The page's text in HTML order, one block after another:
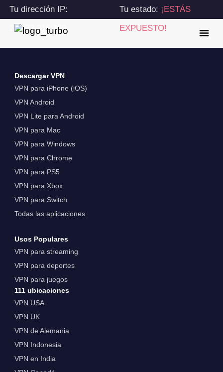
Tu dirección IP:
216.73.216.179
Tu estado: ¡ESTÁS
EXPUESTO!
Descargar VPN
VPN para iPhone (iOS)
VPN Android
VPN Lite para Android
VPN para Mac
VPN para Windows
VPN para Chrome
VPN para PS5
VPN para Xbox
VPN para Switch
Todas las aplicaciones
Usos Populares
VPN para streaming
VPN para deportes
VPN para juegos
111 ubicaciones
VPN USA
VPN UK
VPN de Alemania
VPN Indonesia
VPN en India